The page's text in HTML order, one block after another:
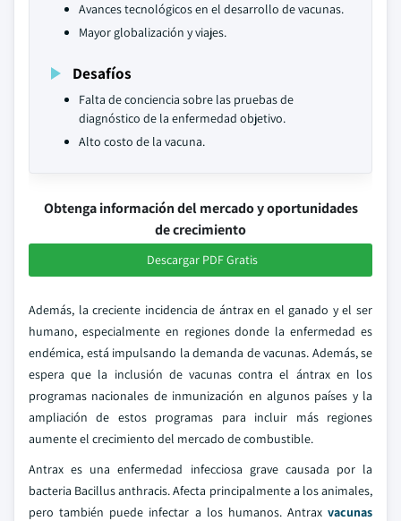
Avances tecnológicos en el desarrollo de vacunas.
Mayor globalización y viajes.
Desafíos
Falta de conciencia sobre las pruebas de
diagnóstico de la enfermedad objetivo.
Alto costo de la vacuna.
Obtenga información del mercado y oportunidades
de crecimiento
Descargar PDF Gratis
Además, la creciente incidencia de ántrax en el ganado y el ser
humano, especialmente en regiones donde la enfermedad es
endémica, está impulsando la demanda de vacunas. Además, se
espera que la inclusión de vacunas contra el ántrax en los
programas nacionales de inmunización en algunos países y la
ampliación de estos programas para incluir más regiones
aumente el crecimiento del mercado de combustible.
Antrax es una enfermedad infecciosa grave causada por la
bacteria Bacillus anthracis. Afecta principalmente a los animales,
pero también puede infectar a los humanos. Antrax vacunas